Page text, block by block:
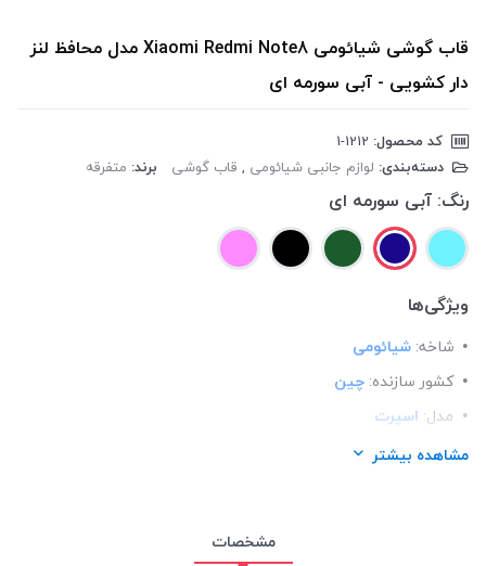
قاب گوشی شیائومی Xiaomi Redmi Note8 مدل محافظ لنز
دار کشویی - آبی سورمه ای
کد محصول:
دسته‌بندی: لوازم جانبی شیائومی , قاب گوشی برند: متفرقه
رنگ: آبی سورمه ای
ویژگی‌ها
شاخه: شیائومی
کشور سازنده: چین
مدل: اسپرت
مناسب برای گوشی:
مشاهده بیشتر
مشخصات